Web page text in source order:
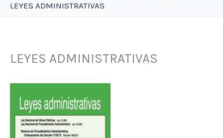
LEYES ADMINISTRATIVAS
LEYES ADMINISTRATIVAS